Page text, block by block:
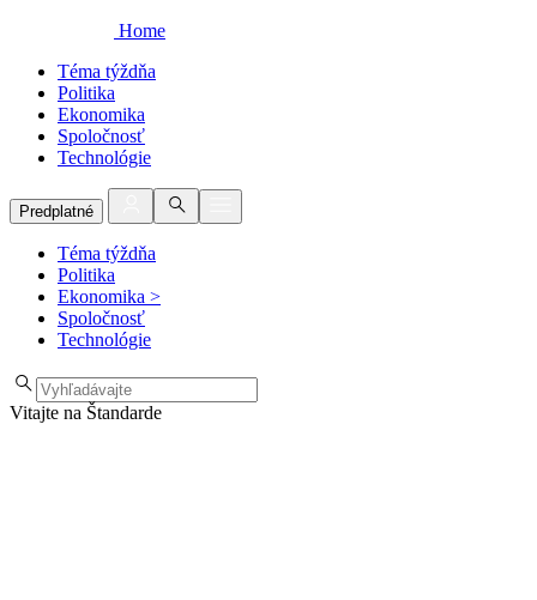
Home
Téma týždňa
Politika
Ekonomika
Spoločnosť
Technológie
Predplatné
Téma týždňa
Politika
Ekonomika >
Spoločnosť
Technológie
Vitajte na Štandarde